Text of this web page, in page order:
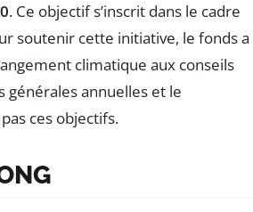
. Ce objectif s’inscrit dans le cadre
soutenir cette initiative, le fonds a
climatique aux conseils
générales annuelles et le
ces objectifs.